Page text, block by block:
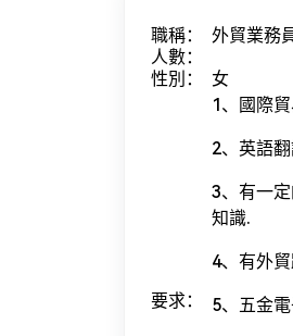
職稱：
外貿業務
人數：
性別：
女
要求：
1、國際
2、英語
3、有一
知識.
4、有外
5、五金